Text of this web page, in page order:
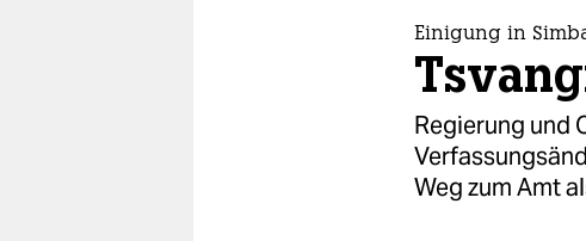
Einigung in
Regierung und
Weg zum Amt